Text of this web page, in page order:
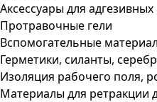
Аксессуары для адгезивных
Протравочные гели
Вспомогательные
Герметики, силанты,
Изоляция рабочего поля,
Материалы для ретракции